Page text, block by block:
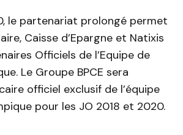
le partenariat prolongé permet
Caisse d’Epargne et Natixis
Officiels de l’Equipe de
Le Groupe BPCE sera
officiel exclusif de l’équipe
pour les JO 2018 et 2020.